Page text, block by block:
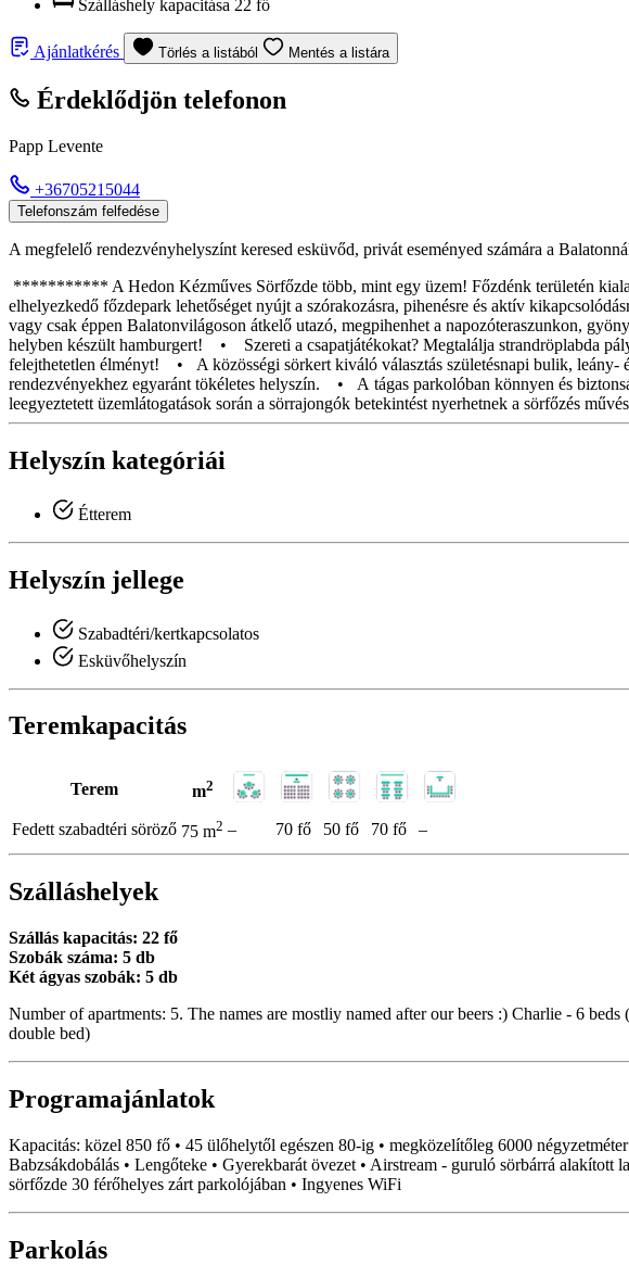
Szálláshely kapacitása 22 fő
Ajánlatkérés Törlés a listából Mentés a listára
Érdeklődjön telefonon
Papp Levente
+36705215044
Telefonszám felfedése
A megfelelő rendezvényhelyszínt keresed esküvőd, privát eseményed számára a
*********** A Hedon Kézműves Sörfőzde több, mint egy üzem! Főzdénk területén
elhelyezkedő főzdepark lehetőséget nyújt a szórakozásra, pihenésre és aktív
vagy csak éppen Balatonvilágoson átkelő utazó, megpihenhet a napozóteraszunkon,
helyben készült hamburgert! • Szereti a csapatjátékokat? Megtalálja strandröplabda
felejthetetlen élményt! • A közösségi sörkert kiváló választás születésnapi bulik, leány-
rendezvényekhez egyaránt tökéletes helyszín. • A tágas parkolóban könnyen és
leegyeztetett üzemlátogatások során a sörrajongók betekintést nyerhetnek a sörfőzés
Helyszín kategóriái
Étterem
Helyszín jellege
Szabadtéri/kertkapcsolatos
Esküvőhelyszín
Teremkapacitás
Terem m2
Fedett szabadtéri söröző 75 m2 – 70 fő 50 fő 70 fő –
Szálláshelyek
Szállás kapacitás: 22 fő
Szobák száma: 5 db
Két ágyas szobák: 5 db
Number of apartments: 5. The names are mostliy named after our beers :) Charlie - 6
double bed)
Programajánlatok
Kapacitás: közel 850 fő • 45 ülőhelytől egészen 80-ig • megközelítőleg 6000
Babzsákdobálás • Lengőteke • Gyerekbarát övezet • Airstream - guruló sörbárrá
sörfőzde 30 férőhelyes zárt parkolójában • Ingyenes WiFi
Parkolás